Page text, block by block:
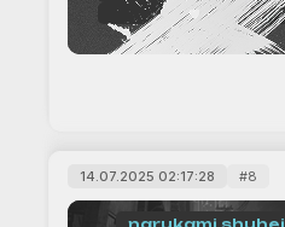
+10
8
14.07.2025 02:17:28